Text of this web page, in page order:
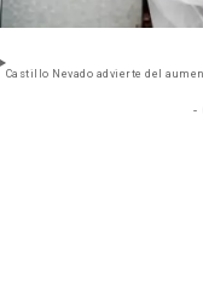
Castillo Nevado advierte del
-